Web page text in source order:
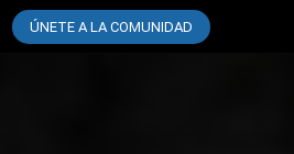
ÚNETE A LA COMUNIDAD